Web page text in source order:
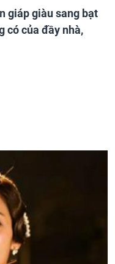
giáp giàu sang bạt
có của đầy nhà,